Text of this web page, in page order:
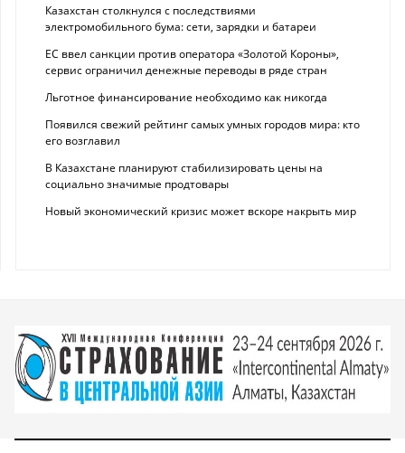
Казахстан столкнулся с последствиями
электромобильного бума: сети, зарядки и батареи
ЕС ввел санкции против оператора «Золотой Короны»,
сервис ограничил денежные переводы в ряде стран
Льготное финансирование необходимо как никогда
Появился свежий рейтинг самых умных городов мира: кто
его возглавил
В Казахстане планируют стабилизировать цены на
социально значимые продтовары
Новый экономический кризис может вскоре накрыть мир